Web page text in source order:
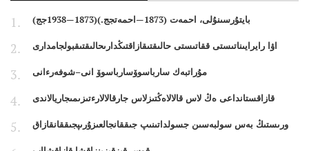
بايتۇرسىنۇلى، احمەت (1873—احمەتجج.)(1873—1938جج)
اۋا رايرايىناتىستى ققاتىستى حالىقتىقازاقتىڭدارىحالىقتىقبولجامدارى
مۇراتبەك سارباسوۆسارباسوۆ انى–شوفەرءانى
قازاقستانداعى ەڭ لاس قالالاەڭتىزلاس جارقالالارءتىزىمىجاريالاندى
ورىستىڭ بەس سولبەسىن جسولداتىنىپ جىققانجالعىزۇرىپجىققانقازاق